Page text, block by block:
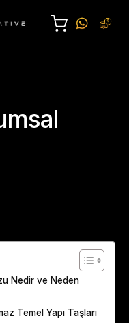
Nedir ve Neden
Temel Yapı Taşları